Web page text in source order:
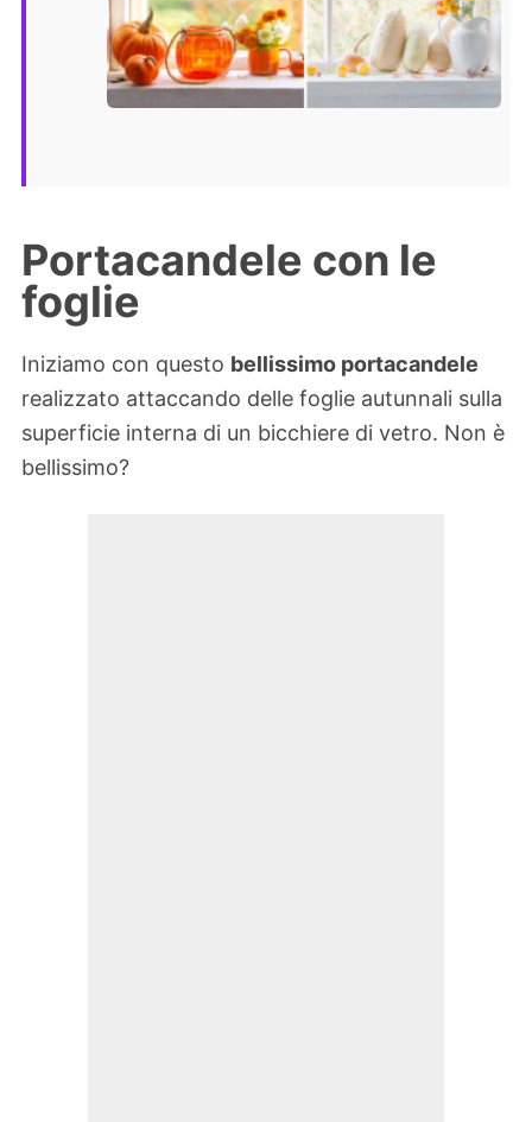
Portacandele con le
foglie
Iniziamo con questo bellissimo portacandele
realizzato attaccando delle foglie autunnali sulla
superficie interna di un bicchiere di vetro. Non è
bellissimo?